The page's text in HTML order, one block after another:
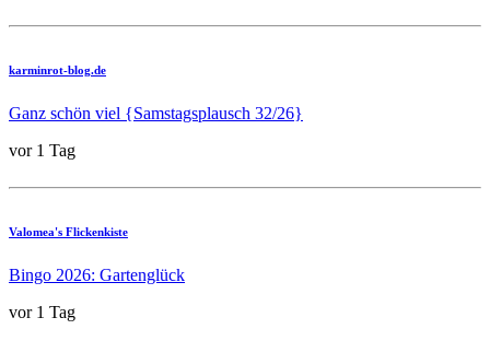
karminrot-blog.de
Ganz schön viel {Samstagsplausch 32/26}
vor 1 Tag
Valomea's Flickenkiste
Bingo 2026: Gartenglück
vor 1 Tag